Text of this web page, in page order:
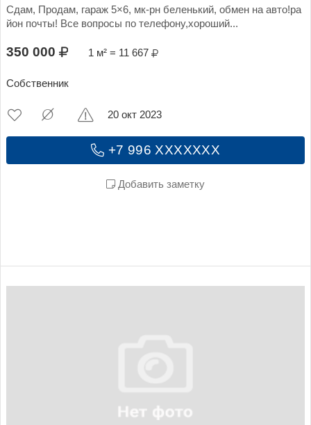
Сдам, Продам, гараж 5×6, мк-рн беленький, обмен на авто!ра
йон почты! Все вопросы по телефону,хороший...
350 000 1 м² = 11 667
Собственник
+7 996 XXXXXXX
Добавить заметку
20 окт 2023